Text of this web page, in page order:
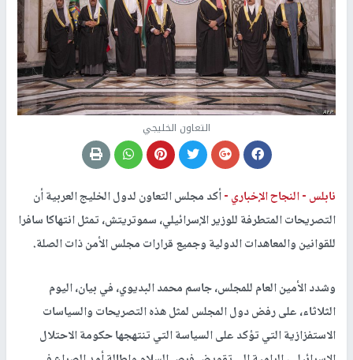
التعاون الخليجي
نابلس -النجاح الإخباري -أكد مجلس التعاون لدول الخليج العربية أن
التصريحات المتطرفة للوزير الإسرائيلي، سموتريتش، تمثل انتهاكا سافرا
للقوانين والمعاهدات الدولية وجميع قرارات مجلس الأمن ذات الصلة.
وشدد الأمين العام للمجلس، جاسم محمد البديوي، في بيان، اليوم
الثلاثاء، على رفض دول المجلس لمثل هذه التصريحات والسياسات
الاستفزازية التي تؤكد على السياسة التي تنتهجها حكومة الاحتلال